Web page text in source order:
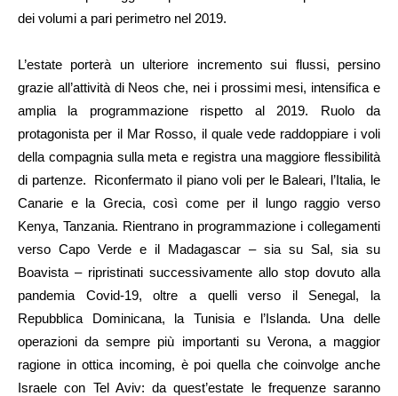
dei volumi a pari perimetro nel 2019.
L’estate porterà un ulteriore incremento sui flussi, persino
grazie all’attività di Neos che, nei i prossimi mesi, intensifica e
amplia la programmazione rispetto al 2019. Ruolo da
protagonista per il Mar Rosso, il quale vede raddoppiare i voli
della compagnia sulla meta e registra una maggiore flessibilità
di partenze. Riconfermato il piano voli per le Baleari, l’Italia, le
Canarie e la Grecia, così come per il lungo raggio verso
Kenya, Tanzania. Rientrano in programmazione i collegamenti
verso Capo Verde e il Madagascar – sia su Sal, sia su
Boavista – ripristinati successivamente allo stop dovuto alla
pandemia Covid-19, oltre a quelli verso il Senegal, la
Repubblica Dominicana, la Tunisia e l’Islanda. Una delle
operazioni da sempre più importanti su Verona, a maggior
ragione in ottica incoming, è poi quella che coinvolge anche
Israele con Tel Aviv: da quest’estate le frequenze saranno